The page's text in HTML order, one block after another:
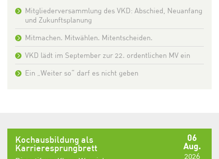
Mitgliederversammlung des VKD: Abschied, Neuanfang
und Zukunftsplanung
Mitmachen. Mitwählen. Mitentscheiden.
VKD lädt im September zur 22. ordentlichen MV ein
Ein „Weiter so“ darf es nicht geben
06
Aug.
2026
Kochausbildung als
Karrieresprungbrett